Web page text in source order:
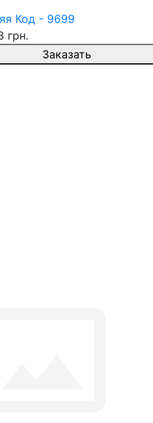
Код - 9699
грн.
Заказать